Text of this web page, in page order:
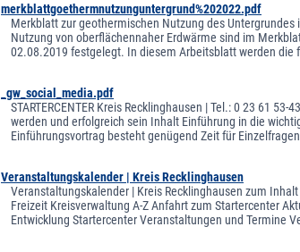
merkblattgoethermnutzunguntergrund%202022.pdf
Merkblatt zur geothermischen Nutzung des
Nutzung von oberflächennaher Erdwärme sind im
02.08.2019 festgelegt. In diesem Arbeitsblatt werden die
_gw_social_media.pdf
STARTERCENTER Kreis Recklinghausen | Tel.: 0 23 61
werden und erfolgreich sein Inhalt Einführung in die
Einführungsvortrag besteht genügend Zeit für
Veranstaltungskalender | Kreis Recklinghausen
Veranstaltungskalender | Kreis Recklinghausen zum
Freizeit Kreisverwaltung A-Z Anfahrt zum Startercenter
Entwicklung Startercenter Veranstaltungen und Termine